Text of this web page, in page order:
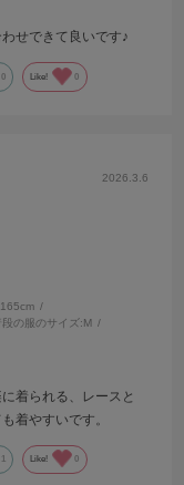
せできて良いです♪
0 Like! 0
2026.3.6
段の服のサイズ:M
着られる、レースと
着やすいです。
1 Like! 0